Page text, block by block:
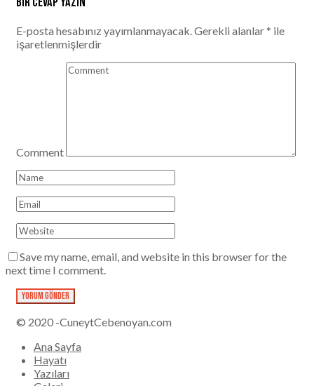
E-posta hesabınız yayımlanmayacak.Gerekli alanlar* ile
işaretlenmişlerdir
Comment
Save my name, email, and website in this browser for the
next time I comment.
© 2020 -CuneytCebenoyan.com
Ana Sayfa
Hayatı
Yazıları